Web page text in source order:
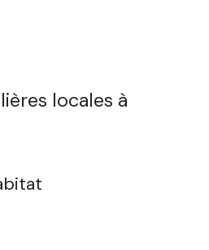
locales à